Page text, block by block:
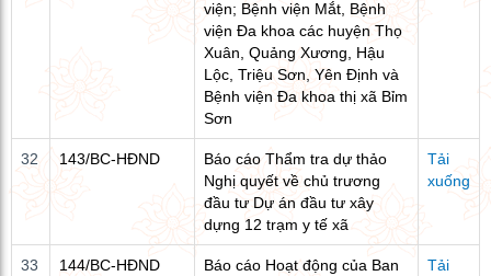
viện; Bệnh viện Mắt, Bệnh
viện Đa khoa các huyện Thọ
Xuân, Quảng Xương, Hậu
Lộc, Triệu Sơn, Yên Định và
Bệnh viện Đa khoa thị xã Bỉm
Sơn
32 143/BC-HĐND
Báo cáo Thẩm tra dự thảo
Nghị quyết về chủ trương
đầu tư Dự án đầu tư xây
dựng 12 trạm y tế xã
Tải
xuống
33 144/BC-HĐND
Báo cáo Hoạt động của Ban
Tải